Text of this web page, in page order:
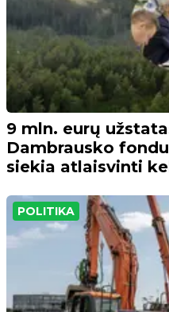
9 mln. eurų
Dambrausko
siekia atlaisvinti
POLITIKA